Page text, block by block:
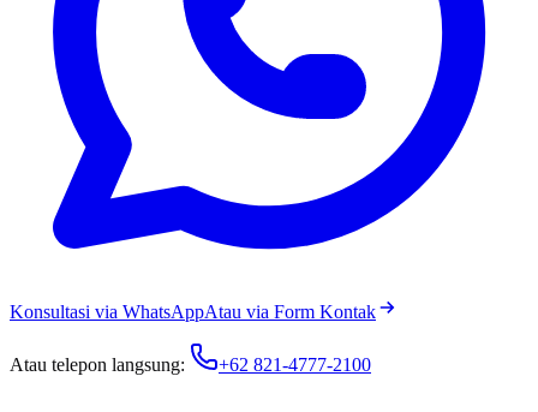
Konsultasi via WhatsAppAtau via Form Kontak
Atau telepon langsung: +62 821-4777-2100